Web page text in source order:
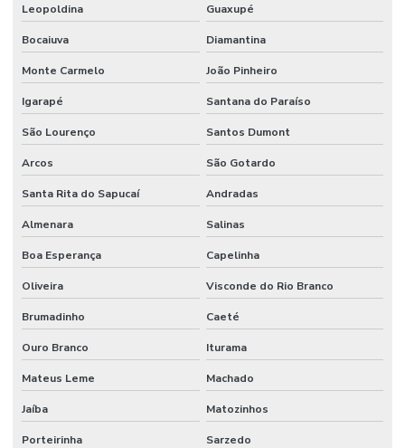
Sistema de sprinkler
Sistema de supressão de incêndio
Sistema vesda anti incêndio
Terraplenagem industrial
Tubulação de agua industrial
Tubulação para coifa industrial
Tubulação hidraulica industrial
Valor de projeto de combate a incêndio
Valor projeto preventivo de incêndio
Leopoldina Guaxupé
Bocaiuva Diamantina
Monte Carmelo João Pinheiro
Igarapé Santana do Paraíso
São Lourenço Santos Dumont
Arcos São Gotardo
Santa Rita do Sapucaí Andradas
Almenara Salinas
Boa Esperança Capelinha
Oliveira Visconde do Rio Branco
Brumadinho Caeté
Ouro Branco Iturama
Mateus Leme Machado
Jaíba Matozinhos
Porteirinha Sarzedo